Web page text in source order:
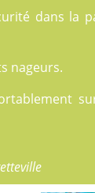
dans la
nageurs.